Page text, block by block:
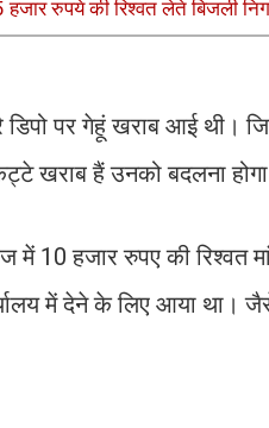
रुपये की रिश्वत लेते बिजली
डिपो पर गेहूं खराब आई थी।
खराब हैं उनको बदलना
में 10 हजार रुपए की रिश्वत
में देने के लिए आया था।